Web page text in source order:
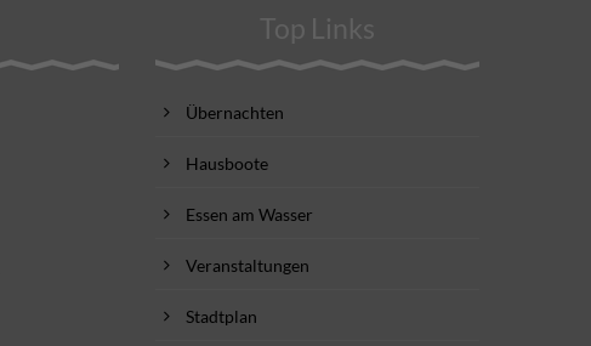
Top Links
Übernachten
Hausboote
Essen am Wasser
Veranstaltungen
Stadtplan